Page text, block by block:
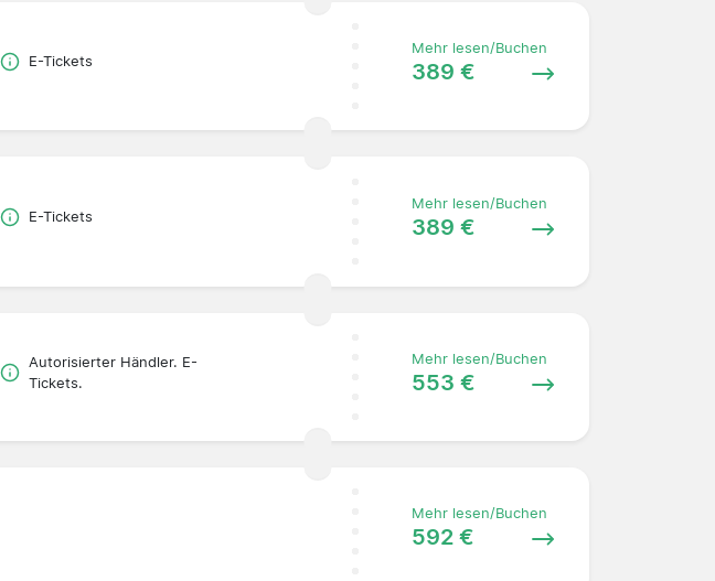
E-Tickets
Mehr lesen/Buchen
389 €
E-Tickets
Mehr lesen/Buchen
389 €
Autorisierter Händler. E-
Tickets.
Mehr lesen/Buchen
553 €
Mehr lesen/Buchen
592 €